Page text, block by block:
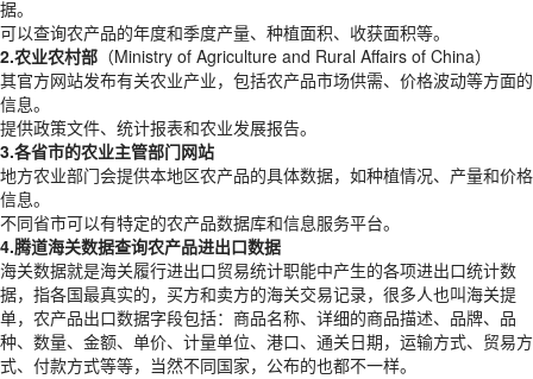
据。
可以查询农产品的年度和季度产量、种植面积、收获面积等。
2.农业农村部 （Ministry of Agriculture and Rural Affairs of China）
其官方网站发布有关农业产业，包括农产品市场供需、价格波动等方面的
信息。
提供政策文件、统计报表和农业发展报告。
3.各省市的农业主管部门网站
地方农业部门会提供本地区农产品的具体数据，如种植情况、产量和价格
信息。
不同省市可以有特定的农产品数据库和信息服务平台。
4.腾道海关数据查询农产品进出口数据
海关数据就是海关履行进出口贸易统计职能中产生的各项进出口统计数
据，指各国最真实的，买方和卖方的海关交易记录，很多人也叫海关提
单，农产品出口数据字段包括：商品名称、详细的商品描述、品牌、品
种、数量、金额、单价、计量单位、港口、通关日期，运输方式、贸易方
式、付款方式等等，当然不同国家，公布的也都不一样。